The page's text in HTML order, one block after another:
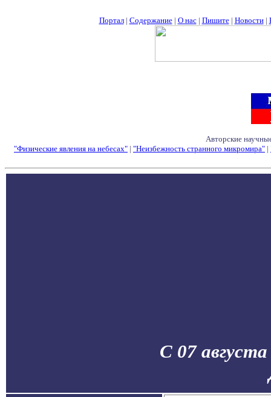
Портал| Содержание| О нас| Пишите| Новости|
Авторские
"Физические явления на небесах" | "Неизбежность странного микромира" |
С 07